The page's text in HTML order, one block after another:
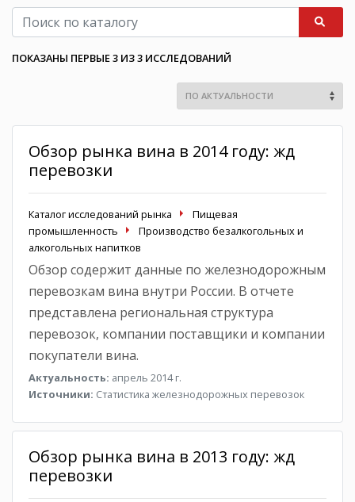
ПОКАЗАНЫ ПЕРВЫЕ 3 ИЗ 3 ИССЛЕДОВАНИЙ
Обзор рынка вина в 2014 году: жд
перевозки
Каталог исследований рынка
Пищевая
промышленность
Производство безалкогольных и
алкогольных напитков
Обзор содержит данные по железнодорожным
перевозкам вина внутри России. В отчете
представлена региональная структура
перевозок, компании поставщики и компании
покупатели вина.
Актуальность: апрель 2014 г.
Источники: Статистика железнодорожных перевозок
Обзор рынка вина в 2013 году: жд
перевозки